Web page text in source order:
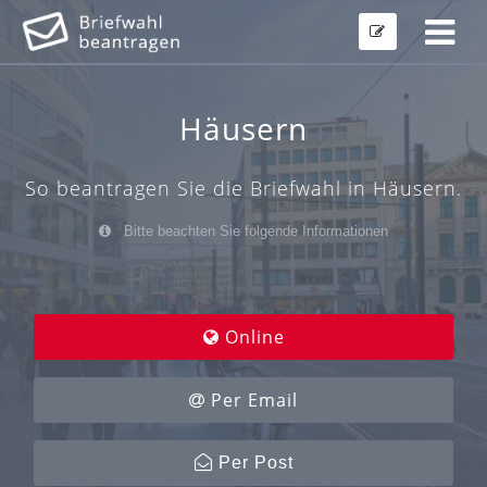
Häusern
So beantragen Sie die Briefwahl in Häusern.
Bitte beachten Sie folgende Informationen
Online
Per Email
Per Post